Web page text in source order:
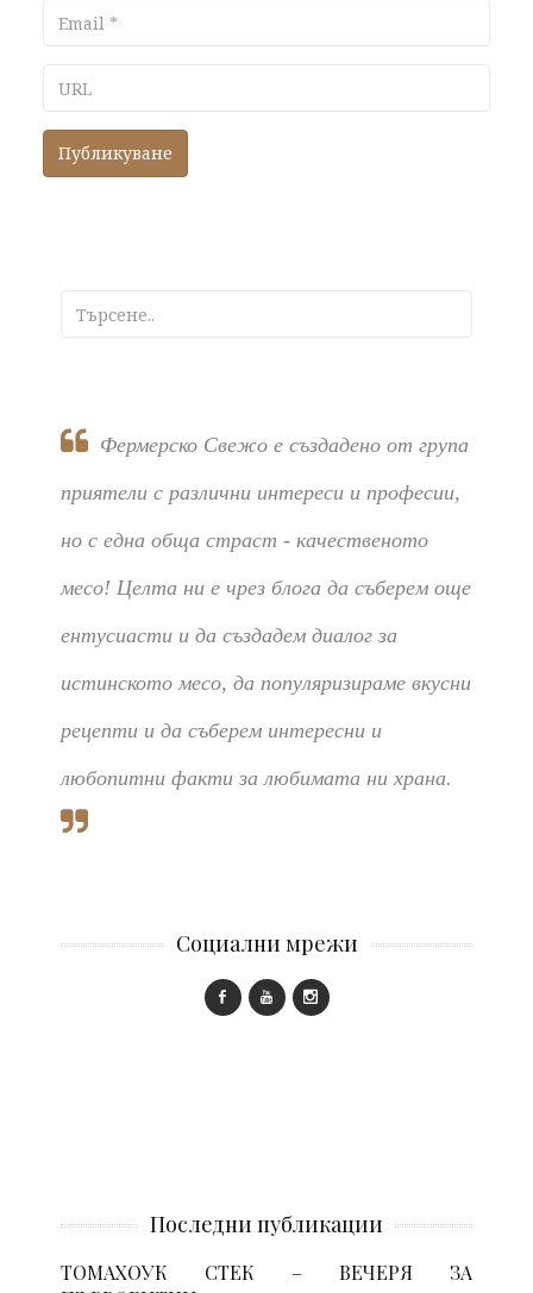
Email
URL
Фермерско Свежо е създадено от група
приятели с различни интереси и професии,
но с една обща страст - качественото
месо! Целта ни е чрез блога да съберем още
ентусиасти и да създадем диалог за
истинското месо, да популяризираме вкусни
рецепти и да съберем интересни и
любопитни факти за любимата ни храна.
Социални мрежи
Последни публикации
ТОМАХОУК СТЕК – ВЕЧЕРЯ ЗА